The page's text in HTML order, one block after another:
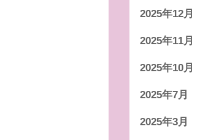
2025年12月
2025年11月
2025年10月
2025年7月
2025年3月